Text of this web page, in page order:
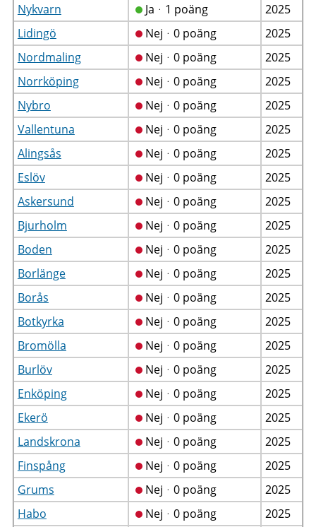
Nykvarn
Jaᆞ1 poäng
2025
Lidingö
Nejᆞ0 poäng
2025
Nordmaling
Nejᆞ0 poäng
2025
Norrköping
Nejᆞ0 poäng
2025
Nybro
Nejᆞ0 poäng
2025
Vallentuna
Nejᆞ0 poäng
2025
Alingsås
Nejᆞ0 poäng
2025
Eslöv
Nejᆞ0 poäng
2025
Askersund
Nejᆞ0 poäng
2025
Bjurholm
Nejᆞ0 poäng
2025
Boden
Nejᆞ0 poäng
2025
Borlänge
Nejᆞ0 poäng
2025
Borås
Nejᆞ0 poäng
2025
Botkyrka
Nejᆞ0 poäng
2025
Bromölla
Nejᆞ0 poäng
2025
Burlöv
Nejᆞ0 poäng
2025
Enköping
Nejᆞ0 poäng
2025
Ekerö
Nejᆞ0 poäng
2025
Landskrona
Nejᆞ0 poäng
2025
Finspång
Nejᆞ0 poäng
2025
Grums
Nejᆞ0 poäng
2025
Habo
Nejᆞ0 poäng
2025